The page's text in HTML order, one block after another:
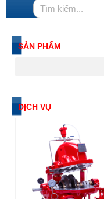
SẢN PHẨM
DỊCH VỤ